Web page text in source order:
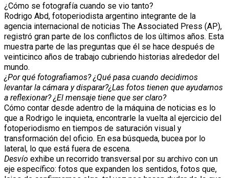
¿Cómo se fotografía cuando se vio tanto?
Rodrigo Abd, fotoperiodista argentino integrante de la
agencia internacional de noticias The Associated Press (AP),
registró gran parte de los conflictos de los últimos años. Esta
muestra parte de las preguntas que él se hace después de
veinticinco años de trabajo cubriendo historias alrededor del
mundo.
¿Por qué fotografiamos? ¿Qué pasa cuando decidimos
levantar la cámara y disparar?¿Las fotos tienen que ayudarnos
a reflexionar? ¿El mensaje tiene que ser claro?
Cómo contar desde adentro de la máquina de noticias es lo
que a Rodrigo le inquieta, encontrarle la vuelta al ejercicio del
fotoperiodismo en tiempos de saturación visual y
transformación del oficio. En esa búsqueda, bucea por lo
lateral, lo que está fuera de escena.
Desvío exhibe un recorrido transversal por su archivo con un
eje específico: fotos que expanden los sentidos, fotos que,